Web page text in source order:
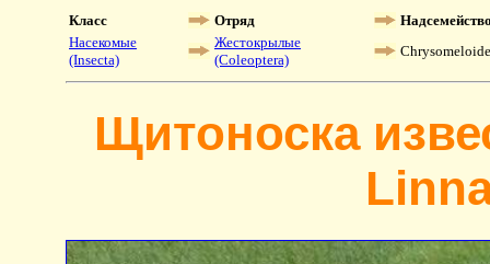
Класс Отряд
Насекомые
(Insecta)
Жестокрылые
(Coleoptera)
Щитоноска